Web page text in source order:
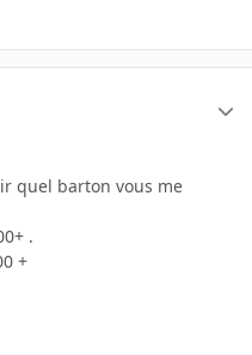
quel barton vous me
.
+